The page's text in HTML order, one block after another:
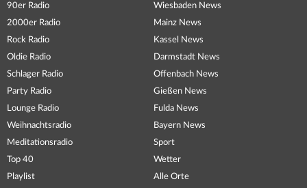
90er Radio
2000er Radio
Rock Radio
Oldie Radio
Schlager Radio
Party Radio
Lounge Radio
Weihnachtsradio
Meditationsradio
Top 40
Playlist
Wiesbaden News
Mainz News
Kassel News
Darmstadt News
Offenbach News
Gießen News
Fulda News
Bayern News
Sport
Wetter
Alle Orte